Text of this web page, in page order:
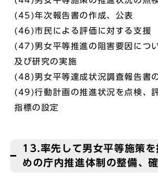
(45)年次報告書の作成、公表
(46)市民による評価に対する支援
(47)男女平等推進の阻害要因につ
及び研究の実施
(48)男女平等達成状況調査報告書
(49)行動計画の推進状況を点検、
指標の設定
13.率先して男女平等施策を
めの庁内推進体制の整備、